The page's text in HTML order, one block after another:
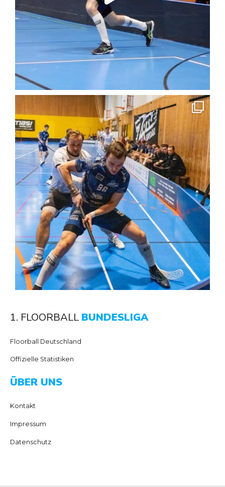
1. FLOORBALL BUNDESLIGA
Floorball Deutschland
Offizielle Statistiken
ÜBER UNS
Kontakt
Impressum
Datenschutz